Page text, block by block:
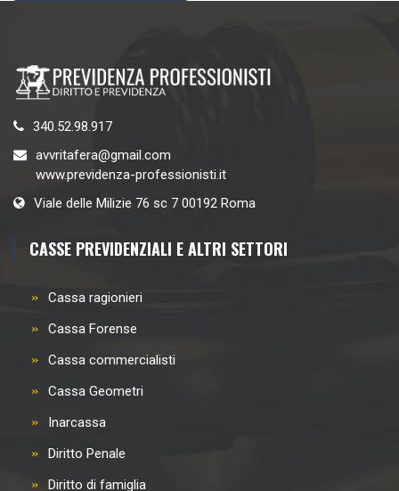
340.52.98.917
avvritafera@gmail.com
www.previdenza-professionisti.it
Viale delle Milizie 76 sc 7 00192 Roma
CASSE PREVIDENZIALI E ALTRI SETTORI
Cassa ragionieri
Cassa Forense
Cassa commercialisti
Cassa Geometri
Inarcassa
Diritto Penale
Diritto di famiglia